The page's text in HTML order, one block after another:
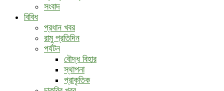
সংবাদ
বিবিধ
প্রধান খবর
রামু প্রতিদিন
পর্যটন
বৌদ্ধ ‍বিহার
স্থাপনা
প্রাকৃতিক